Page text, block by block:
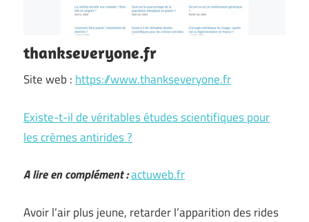
thankseveryone.fr
Site web : https://www.thankseveryone.fr
Existe-t-il de véritables études scientifiques pour
les crèmes antirides ?
A lire en complément :actuweb.fr
Avoir l’air plus jeune, retarder l’apparition des rides